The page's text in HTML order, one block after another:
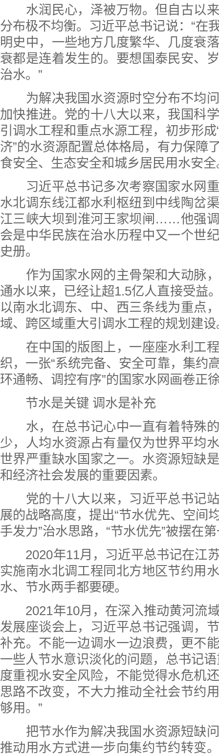
水润民心，泽被万物。但自古以来
分布极不均衡。习近平总书记说：“在
明史中，一些地方几度繁华、几度衰
衰都是连着发生的。要想国泰民安、
治水。”
为解决我国水资源时空分布不均问
加快推进。党的十八大以来，我国科
引调水工程和重点水源工程，初步形
济”的水资源配置总体格局，有力保障
食安全、生态安全和城乡居民用水安全
习近平总书记多次考察国家水网重
水北调东线江都水利枢纽到中线陶岔
江三峡大坝到淮河王家坝闸……他强
会是中华民族在治水历程中又一个世
史册。
作为国家水网的主骨架和大动脉，
通水以来，已经让超1.5亿人直接受益
以南水北调东、中、西三条线为重点
域、跨区域重大引调水工程的规划建设
在中国的版图上，一座座水利工程
织，一张“系统完备、安全可靠，集约
环通畅、调控有序”的国家水网画卷正
节水是关键 调水是补充
水，在总书记心中一直有着特殊的
少，人均水资源占有量仅为世界平均
世界严重缺水国家之一。水资源短缺
和经济社会发展的重要因素。
党的十八大以来，习近平总书记站
展的战略高度，提出“节水优先、空间
手发力”治水思路，“节水优先”被摆在
2020年11月，习近平总书记在江
实施南水北调工程同北方地区节约用
水、节水两手都要硬。
2021年10月，在深入推动黄河流
发展座谈会上，习近平总书记强调，
补充。不能一边调水一边浪费，更不
一些人节水意识淡化的问题，总书记
度重视水安全风险，不能觉得水危机
思路不改变，不大力推动全社会节约
够用。”
把节水作为解决我国水资源短缺问
推动用水方式进一步向集约节约转变